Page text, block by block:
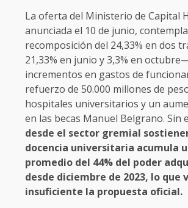
La oferta del Ministerio de Capital
anunciada el 10 de junio,
recomposición del 24,33% en dos
21,33% en junio y 3,3% en
incrementos en gastos de
refuerzo de 50.000 millones de
hospitales universitarios y un
en las becas Manuel Belgrano. Sin
desde el sector gremial
docencia universitaria acumula
promedio del 44% del poder
desde diciembre de 2023, lo que
insuficiente la propuesta oficial.